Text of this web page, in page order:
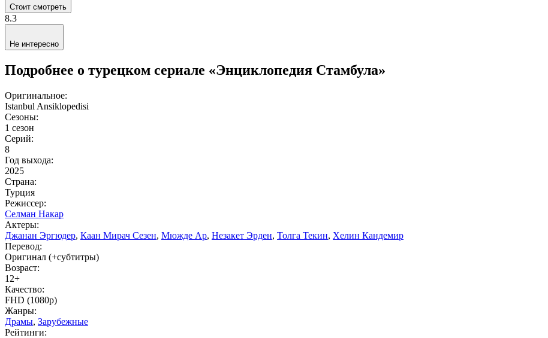
Стоит смотреть
8.3
Не интересно
Подробнее о турецком сериале «Энциклопедия Стамбула»
Оригинальное:
Istanbul Ansiklopedisi
Сезоны:
1 сезон
Серий:
8
Год выхода:
2025
Страна:
Турция
Режиссер:
Селман Накар
Актеры:
Джанан Эргюдер, Каан Мирач Сезен, Мюжде Ар, Незакет Эрден, Толга Текин, Хелин Кандемир
Перевод:
Оригинал (+субтитры)
Возраст:
12+
Качество:
FHD (1080p)
Жанры:
Драмы, Зарубежные
Рейтинги: